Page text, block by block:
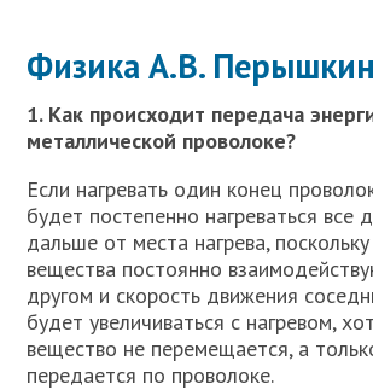
Физика А.В. Перышкин
1. Как происходит передача
металлической проволоке?
Если нагревать один конец
будет постепенно нагреваться все
дальше от места нагрева,
вещества постоянно
другом и скорость движения
будет увеличиваться с нагревом,
вещество не перемещается, а
передается по проволоке.